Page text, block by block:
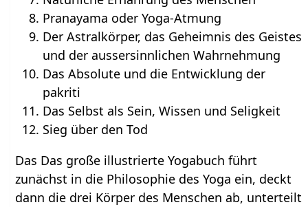
Pranayama oder Yoga-Atmung
Der Astralkörper, das Geheimnis des Geistes
und der aussersinnlichen Wahrnehmung
Das Absolute und die Entwicklung der
pakriti
Das Selbst als Sein, Wissen und Seligkeit
Sieg über den Tod
Das Das große illustrierte Yogabuch führt
zunächst in die Philosophie des Yoga ein, deckt
dann die drei Körper des Menschen ab, unterteilt